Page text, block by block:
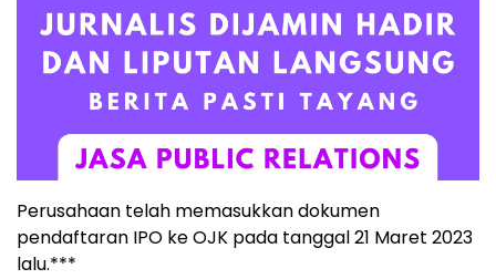
Perusahaan telah memasukkan dokumen
pendaftaran IPO ke OJK pada tanggal 21 Maret 2023
lalu.***